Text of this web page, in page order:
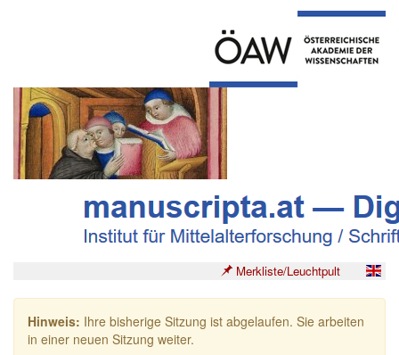
Merkliste/Leuchtpult
Hinweis: Ihre bisherige Sitzung ist abgelaufen. Sie arbeiten
in einer neuen Sitzung weiter.